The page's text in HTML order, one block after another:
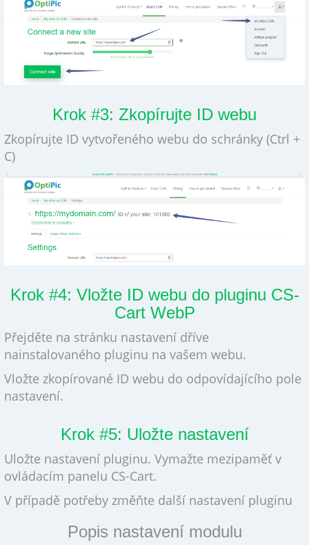
Krok #3: Zkopírujte ID webu
Zkopírujte ID vytvořeného webu do schránky (Ctrl +
C)
Krok #4: Vložte ID webu do pluginu CS-
Cart WebP
Přejděte na stránku nastavení dříve
nainstalovaného pluginu na vašem webu.
Vložte zkopírované ID webu do odpovídajícího pole
nastavení.
Krok #5: Uložte nastavení
Uložte nastavení pluginu. Vymažte mezipaměť v
ovládacím panelu CS-Cart.
V případě potřeby změňte další nastavení pluginu
Popis nastavení modulu